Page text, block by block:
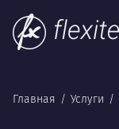
Главная Услуги